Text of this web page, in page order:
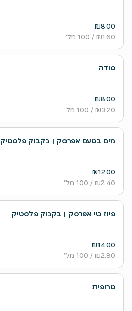
₪8.00
₪1.60 / 100 מל׳
סודה
₪8.00
₪3.20 / 100 מל׳
מים בטעם אפרסק | בקבוק פלסטיק
₪12.00
₪2.40 / 100 מל׳
פיוז טי אפרסק | בקבוק פלסטיק
₪14.00
₪2.80 / 100 מל׳
טרופית